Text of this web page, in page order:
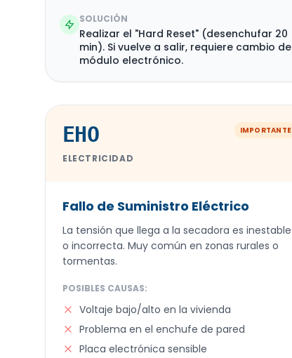
SOLUCIÓN
Realizar el "Hard Reset" (desenchufar 20
min). Si vuelve a salir, requiere cambio de
módulo electrónico.
EHO IMPORTANTE
ELECTRICIDAD
Fallo de Suministro Eléctrico
La tensión que llega a la secadora es inestable
o incorrecta. Muy común en zonas rurales o
tormentas.
POSIBLES CAUSAS:
Voltaje bajo/alto en la vivienda
Problema en el enchufe de pared
Placa electrónica sensible